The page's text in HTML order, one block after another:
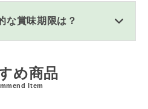
な賞味期限は？
め商品
Item